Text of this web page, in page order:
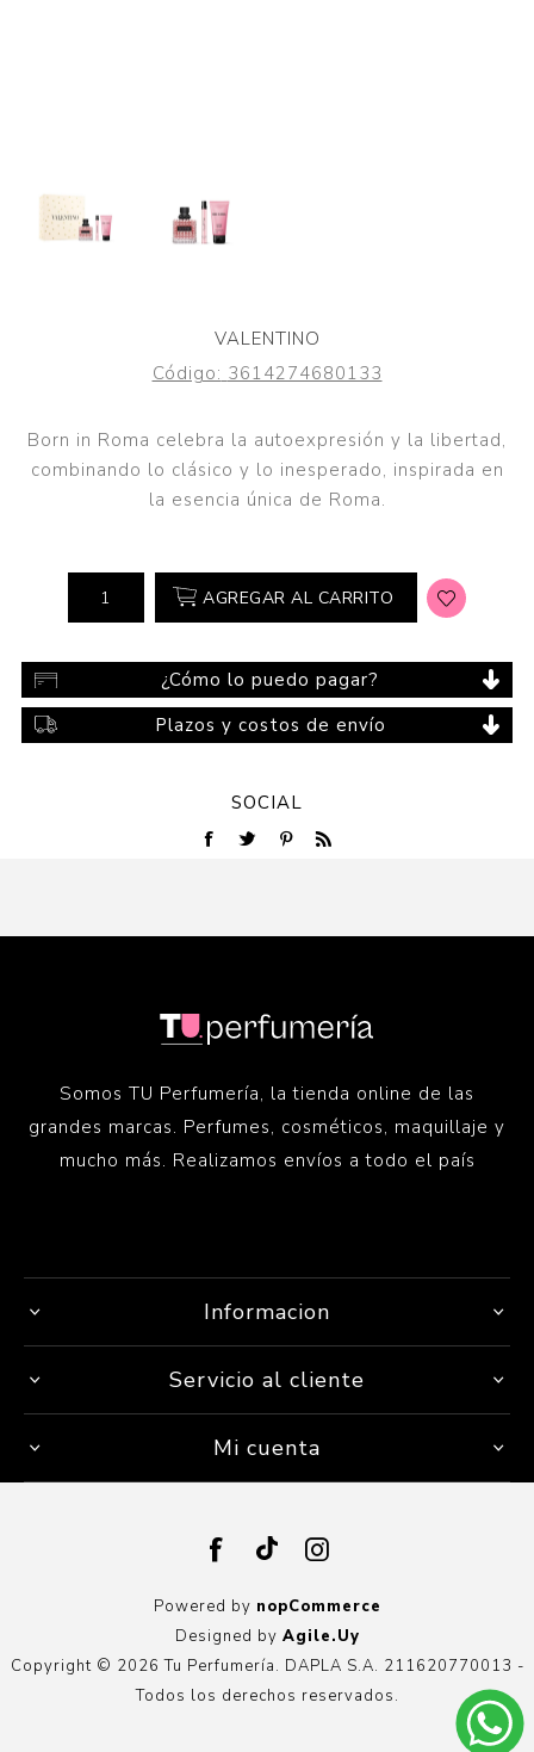
VALENTINO
Código: 3614274680133
Born in Roma celebra la autoexpresión y la libertad,
combinando lo clásico y lo inesperado, inspirada en
la esencia única de Roma.
AGREGAR AL CARRITO
¿Cómo lo puedo pagar?
Plazos y costos de envío
SOCIAL
Somos TU Perfumería, la tienda online de las
grandes marcas. Perfumes, cosméticos, maquillaje y
mucho más. Realizamos envíos a todo el país
Informacion
Servicio al cliente
Mi cuenta
Powered by nopCommerce
Designed by Agile.Uy
Copyright © 2026 Tu Perfumería. DAPLA S.A. 211620770013 -
Todos los derechos reservados.